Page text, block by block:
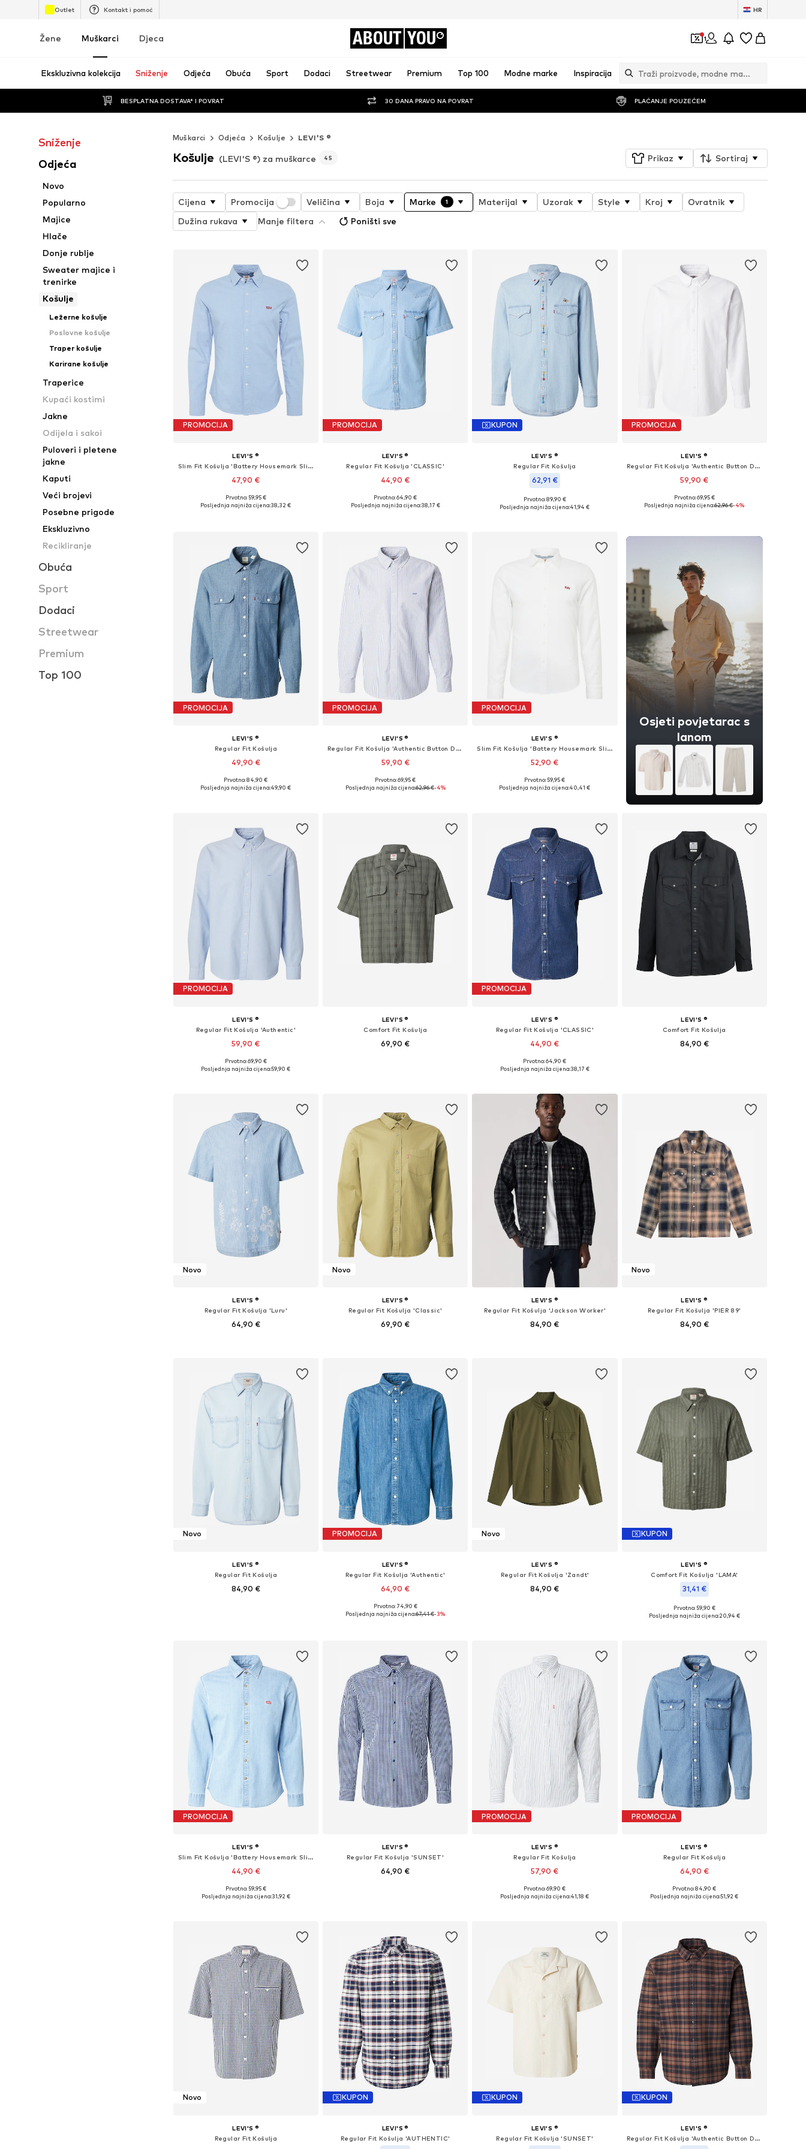
Outlet Kontakt i pomoć HR
Žene Muškarci Djeca ABOUT YOU 1
Ekskluzivna kolekcija Sniženje Odjeća Obuća Sport Dodaci Streetwear Premium Top 100 Modne marke Inspiracija
BESPLATNA DOSTAVA* I POVRAT 30 DANA PRAVO NA POVRAT PLAĆANJE POUZEĆEM
Sniženje
Odjeća
Novo
Popularno
Majice
Hlače
Donje rublje
Sweater majice i
trenirke
Košulje
Ležerne košulje
Poslovne košulje
Traper košulje
Karirane košulje
Traperice
Kupaći kostimi
Jakne
Odijela i sakoi
Puloveri i pletene
jakne
Kaputi
Veći brojevi
Posebne prigode
Ekskluzivno
Recikliranje
Obuća
Sport
Dodaci
Streetwear
Premium
Top 100
Muškarci Odjeća Košulje LEVI'S ®
Košulje (LEVI'S ®) za muškarce 45 Prikaz Sortiraj
Cijena Promocija Veličina Boja Marke 1 Materijal Uzorak Style Kroj
Ovratnik
Dužina rukava
Manje filtera Poništi sve
PROMOCIJA
LEVI'S ®
Slim Fit Košulja 'Battery Housemark Slim Fit Shirt'
47,90 €
+4
Dostupne veličine: S, M, L, XL
Prvotno: 59,95 €
Posljednja najniža cijena:38,32 €
PROMOCIJA
LEVI'S ®
Regular Fit Košulja 'CLASSIC'
44,90 €
Dostupne veličine: S, M, L, XL
Prvotno: 64,90 €
Posljednja najniža cijena:38,17 €
KUPON
LEVI'S ®
Regular Fit Košulja
62,91 €
Dostupne veličine: M, L, XL
Prvotno: 89,90 €
Posljednja najniža cijena:41,94 €
PROMOCIJA
LEVI'S ®
Regular Fit Košulja 'Authentic Button Down Shirt'
59,90 €
Dostupne veličine: S, M, L, XL, XXL
Prvotno: 69,95 €
Posljednja najniža cijena:62,96 €-4%
PROMOCIJA
LEVI'S ®
Regular Fit Košulja
49,90 €
Dostupne veličine: S, M, L, XL
Prvotno: 84,90 €
Posljednja najniža cijena:49,90 €
PROMOCIJA
LEVI'S ®
Regular Fit Košulja 'Authentic Button Down Shirt'
59,90 €
Dostupne veličine: S, M, L, XL, XXL
Prvotno: 69,95 €
Posljednja najniža cijena:62,96 €-4%
PROMOCIJA
LEVI'S ®
Slim Fit Košulja 'Battery Housemark Slim Fit Shirt'
52,90 €
+4
Dostupne veličine: S, M, L, XL
Prvotno: 59,95 €
Posljednja najniža cijena:40,41 €
Osjeti povjetarac s
lanom
PROMOCIJA
LEVI'S ®
Regular Fit Košulja 'Authentic'
59,90 €
Dostupne veličine: S, M, L, XL, XXL
Prvotno: 69,90 €
Posljednja najniža cijena:59,90 €
LEVI'S ®
Comfort Fit Košulja
69,90 €
PROMOCIJA
LEVI'S ®
Regular Fit Košulja 'CLASSIC'
44,90 €
Dostupne veličine: S, L, XL
Prvotno: 64,90 €
Posljednja najniža cijena:38,17 €
LEVI'S ®
Comfort Fit Košulja
84,90 €
Novo
LEVI'S ®
Regular Fit Košulja 'Luru'
64,90 €
Novo
LEVI'S ®
Regular Fit Košulja 'Classic'
69,90 €
LEVI'S ®
Regular Fit Košulja 'Jackson Worker'
84,90 €
Novo
LEVI'S ®
Regular Fit Košulja 'PIER 89'
84,90 €
Novo
LEVI'S ®
Regular Fit Košulja
84,90 €
PROMOCIJA
LEVI'S ®
Regular Fit Košulja 'Authentic'
64,90 €
Dostupne veličine: S, M, L, XL, XXL
Prvotno: 74,90 €
Posljednja najniža cijena:67,41 €-3%
Novo
LEVI'S ®
Regular Fit Košulja 'Zandt'
84,90 €
KUPON
LEVI'S ®
Comfort Fit Košulja 'LAMA'
31,41 €
Dostupne veličine: S, M, L, XL
Prvotno: 59,90 €
Posljednja najniža cijena:20,94 €
PROMOCIJA
LEVI'S ®
Slim Fit Košulja 'Battery Housemark Slim Fit Shirt'
44,90 €
+4
Dostupne veličine: S, M, XL, XXL
Prvotno: 59,95 €
Posljednja najniža cijena:31,92 €
LEVI'S ®
Regular Fit Košulja 'SUNSET'
64,90 €
PROMOCIJA
LEVI'S ®
Regular Fit Košulja
57,90 €
Dostupne veličine: S, L, XL
Prvotno: 69,90 €
Posljednja najniža cijena:41,18 €
PROMOCIJA
LEVI'S ®
Regular Fit Košulja
64,90 €
Dostupne veličine: S, M, L
Prvotno: 84,90 €
Posljednja najniža cijena:51,92 €
Novo
LEVI'S ®
Regular Fit Košulja
KUPON
LEVI'S ®
Regular Fit Košulja 'AUTHENTIC'
KUPON
LEVI'S ®
Regular Fit Košulja 'SUNSET'
KUPON
LEVI'S ®
Regular Fit Košulja 'Authentic Button Down Shirt'